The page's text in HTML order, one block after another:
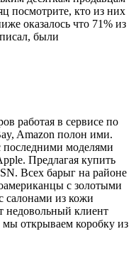
посмотрите, кто из них
оказалось что 71% из
были
работая в сервисе по
Amazon полон ими.
моделями
Предлагая купить
Всех барыг на районе
с золотыми
салонами из кожи
недовольный клиент
открываем коробку из